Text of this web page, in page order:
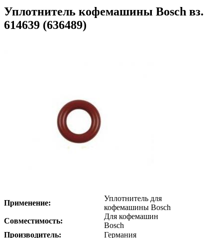
Уплотнитель кофемашины Bosch вз.
614639 (636489)
Применение:
Уплотнитель для
кофемашины Bosch
Совместимость:
Для кофемашин
Bosch
Производитель:
Германия